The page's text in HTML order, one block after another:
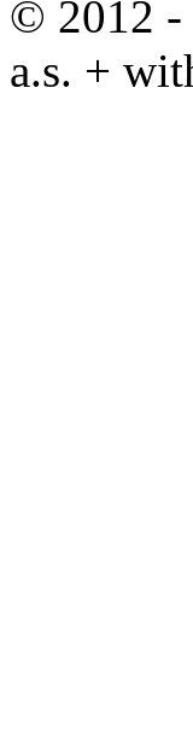
© 2012 -
a.s. +